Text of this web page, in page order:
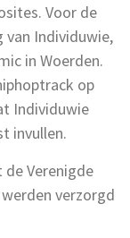
Voor de
van Individuwie,
in Woerden.
op
Individuwie
invullen.
de Verenigde
verzorgd